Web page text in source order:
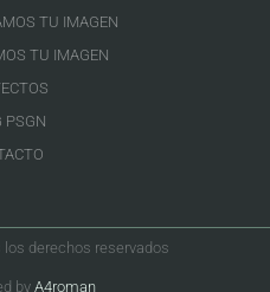
TU IMAGEN
TU IMAGEN
PSGN
derechos reservados
byA4roman